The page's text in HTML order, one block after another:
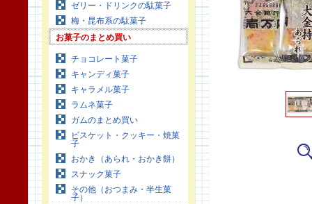
ゼリー・ドリンクの駄菓子
梅・昆布系の駄菓子
お菓子のまとめ買い
チョコレート菓子
キャンディ菓子
キャラメル菓子
ラムネ菓子
ガムのまとめ買い
ビスケット・クッキー・焼菓
子
おかき（あられ・おかき餅）
スナック菓子
その他（おつまみ・半生菓
子）